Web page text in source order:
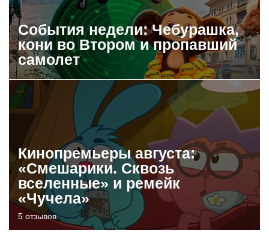
События недели: Чебурашка,
кони во Втором и пропавший
самолет
Кинопремьеры августа:
«Смешарики. Сквозь
вселенные» и ремейк
«Чучела»
5 отзывов